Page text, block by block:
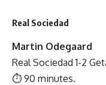
Real Sociedad
Martin Odegaard
Real Sociedad 1-2
⏱ 90 minutes.